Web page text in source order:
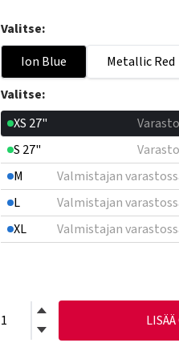
Valitse:
Ion Blue
Metallic Red
Valitse:
XS 27"
S 27"
M
Valmistajan
L
Valmistajan
XL
Valmistajan